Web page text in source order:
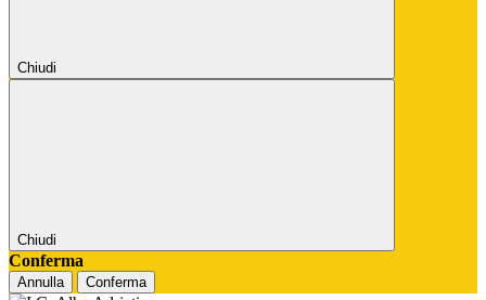
Chiudi
Chiudi
Conferma
Annulla Conferma